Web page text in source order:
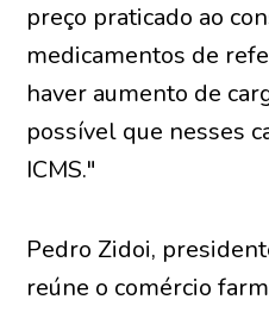
preço praticado ao
medicamentos de
haver aumento de
possível que nesses
ICMS."
Pedro Zidoi,
reúne o comércio